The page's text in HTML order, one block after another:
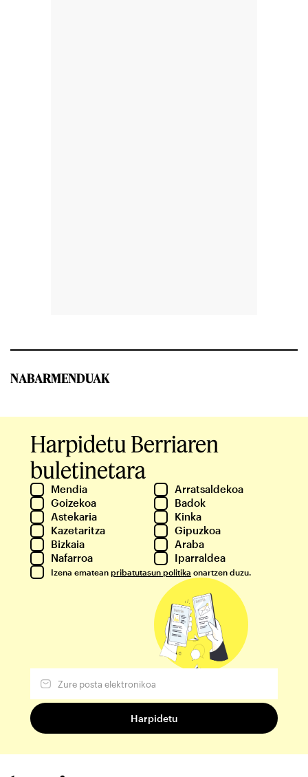
NABARMENDUAK
Harpidetu Berriaren
buletinetara
Mendia
Arratsaldekoa
Goizekoa
Badok
Astekaria
Kinka
Kazetaritza
Gipuzkoa
Bizkaia
Araba
Nafarroa
Iparraldea
Izena ematean pribatutasun politika onartzen duzu.